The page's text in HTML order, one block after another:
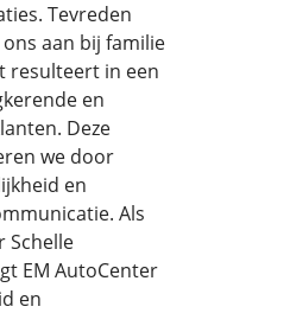
Tevreden
aan bij familie
resulteert in een
en
Deze
we door
en
Als
Schelle
EM AutoCenter
en